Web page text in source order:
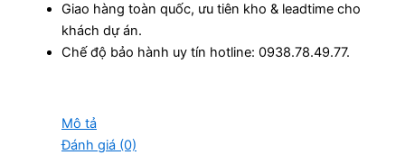
Giao hàng toàn quốc, ưu tiên kho & leadtime cho
khách dự án.
Chế độ bảo hành uy tín hotline: 0938.78.49.77.
Mô tả
Đánh giá (0)